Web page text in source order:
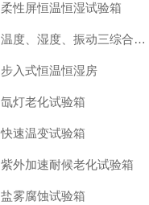
柔性屏恒温恒湿试验箱
温度、湿度、振动三综合试验箱
步入式恒温恒湿房
氙灯老化试验箱
快速温变试验箱
紫外加速耐候老化试验箱
盐雾腐蚀试验箱